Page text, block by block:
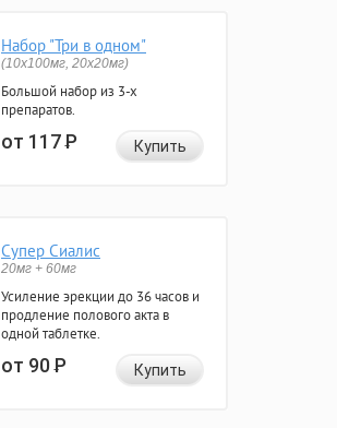
Набор "Три в одном"
(10x100мг, 20x20мг)
Большой набор из 3-х
препаратов.
от 117Р Купить
Супер Сиалис
20мг + 60мг
Усиление эрекции до 36 часов и
продление полового акта в
одной таблетке.
от 90Р Купить